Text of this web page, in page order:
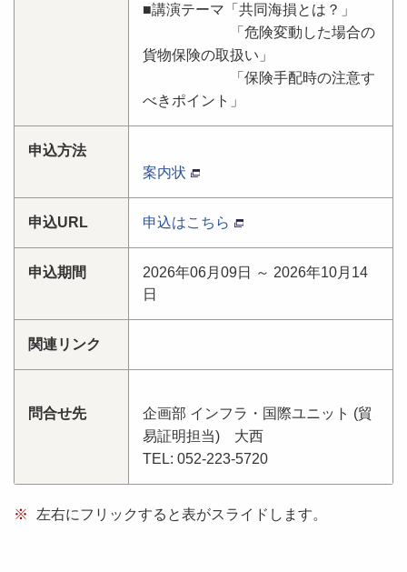
■講演テーマ「共同海損とは？」
「危険変動した場合の
貨物保険の取扱い」
「保険手配時の注意す
べきポイント」
申込方法
案内状
申込URL 申込はこちら
申込期間
2026年06月09日 ～ 2026年10月14
日
関連リンク
問合せ先
企画部 インフラ・国際ユニット (貿
易証明担当) 大西
TEL: 052-223-5720
※ 左右にフリックすると表がスライドします。